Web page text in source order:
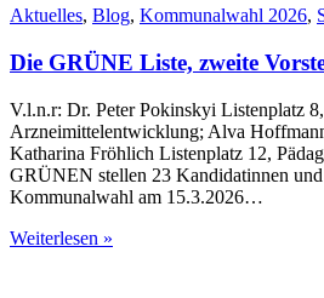
Aktuelles, Blog, Kommunalwahl 2026,
Die GRÜNE Liste, zweite
V.l.n.r: Dr. Peter Pokinskyi Listenplatz
Arzneimittelentwicklung; Alva
Katharina Fröhlich Listenplatz 12,
GRÜNEN stellen 23 Kandidatinnen
Kommunalwahl am 15.3.2026…
Weiterlesen »